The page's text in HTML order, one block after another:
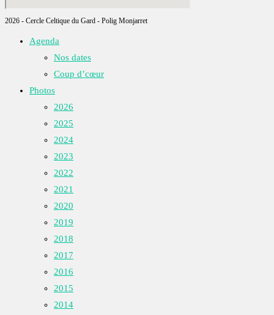
2026 - Cercle Celtique du Gard - Polig Monjarret
Agenda
Nos dates
Coup d’cœur
Photos
2026
2025
2024
2023
2022
2021
2020
2019
2018
2017
2016
2015
2014